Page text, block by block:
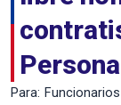
Para: